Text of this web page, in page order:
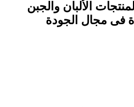
الألبان والجبن
فى مجال الجودة